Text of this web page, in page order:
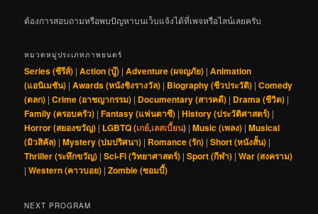
ต้องการสอบถามหรือพบปัญหาบนเว็บแจ้งได้ที่เพจหรือไลน์เลยครับ
หมวดหมู่ประเภทภาพยนตร์
Series (ซีรีส์) |Action (บู๊) |Adventure (ผจญภัย) |Animation
(แอนิเมชัน) |Awards (หนังชิงรางวัล) | Biography (ชีวประวัติ) |Comedy
(ตลก) |Crime (อาชญากรรม) | Documentary (สารคดี) | Drama (ชีวิต) |
Family (ครอบครัว) |Fantasy (แฟนตาซี) |History (ประวัติศาสตร์) |
Horror (สยองขวัญ) | LGBTQ (เกย์,เลสเบี้ยน) |Music (เพลง) |Musical
(มิวสิคัล) |Mystery (ปมปริศนา) | Romance (รัก) |Short (หนังสั้น) |
Thriller (ระทึกขวัญ) |Sci-Fi (วิทยาศาสตร์) |Sport (กีฬา) |War (สงคราม)
|Western (คาวบอย) |Zombie (ซอมบี้)
NEXT PROGRAM